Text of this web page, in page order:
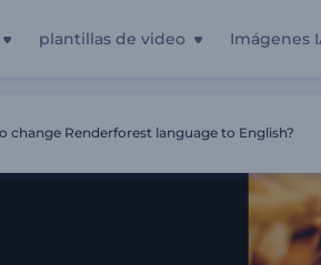
plantillas de video Imágenes
change Renderforest language to English?